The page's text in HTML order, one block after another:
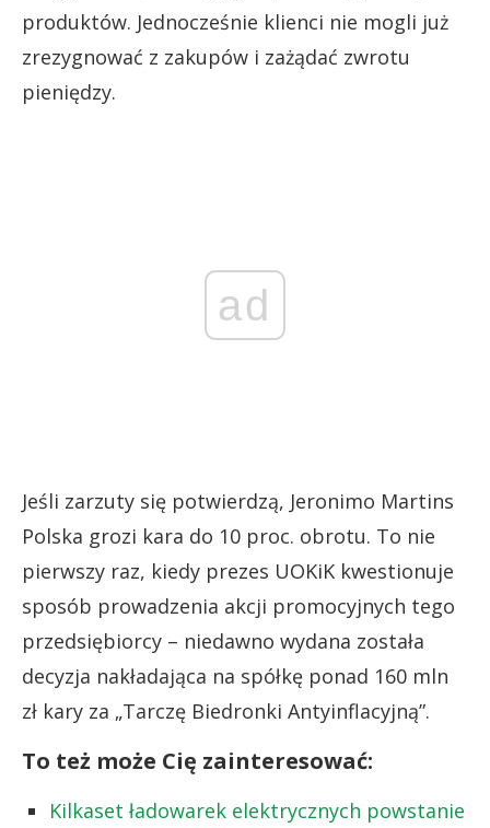
produktów. Jednocześnie klienci nie mogli już
zrezygnować z zakupów i zażądać zwrotu
pieniędzy.
ad
Jeśli zarzuty się potwierdzą, Jeronimo Martins
Polska grozi kara do 10 proc. obrotu. To nie
pierwszy raz, kiedy prezes UOKiK kwestionuje
sposób prowadzenia akcji promocyjnych tego
przedsiębiorcy – niedawno wydana została
decyzja nakładająca na spółkę ponad 160 mln
zł kary za „Tarczę Biedronki Antyinflacyjną”.
To też może Cię zainteresować:
Kilkaset ładowarek elektrycznych powstanie